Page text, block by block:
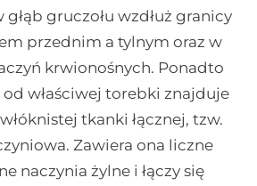
gruczołu wzdłuż granicy
przednim a tylnym oraz w
krwionośnych. Ponadto
od właściwej torebki znajduje
tkanki łącznej, tzw.
Zawiera ona liczne
naczynia żylne i łączy się